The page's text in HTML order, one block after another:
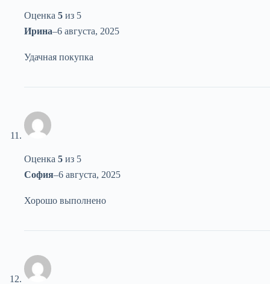
Оценка 5 из 5
Ирина–6 августа, 2025
Удачная покупка
Оценка 5 из 5
София–6 августа, 2025
Хорошо выполнено